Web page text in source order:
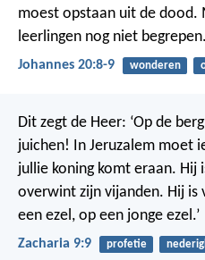
moest opstaan uit de dood.
leerlingen nog niet begrepen.
Johannes 20:8-9 wonderen
Dit zegt de Heer: ‘Op de
juichen! In Jeruzalem moet
jullie koning komt eraan. Hij
overwint zijn vijanden. Hij is
een ezel, op een jonge ezel.’
Zacharia 9:9 profetie